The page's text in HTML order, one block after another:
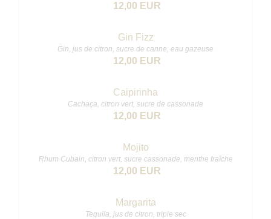
12,00 EUR
Gin Fizz
Gin, jus de citron, sucre de canne, eau gazeuse
12,00 EUR
Caipirinha
Cachaça, citron vert, sucre de cassonade
12,00 EUR
Mojito
Rhum Cubain, citron vert, sucre cassonade, menthe fraîche
12,00 EUR
Margarita
Tequila, jus de citron, triple sec